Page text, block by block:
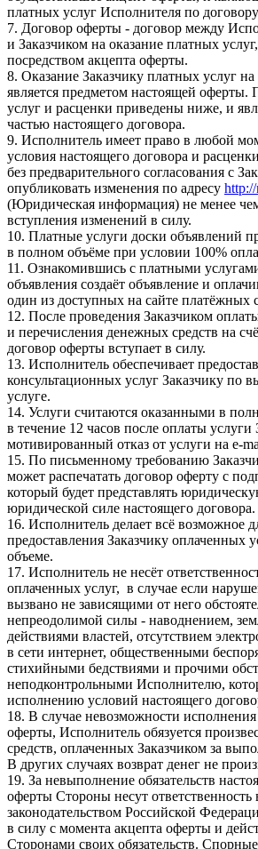
платных услуг Исполнителя по
7. Договор оферты - договор между
и Заказчиком на оказание платных
посредством акцепта оферты.
8. Оказание Заказчику платных услуг на
является предметом настоящей оферты.
услуг и расценки приведены ниже, и
частью настоящего договора.
9. Исполнитель имеет право в любой
условия настоящего договора и
без предварительного согласования с
опубликовать изменения по адресу
(Юридическая информация) не менее
вступления изменений в силу.
10. Платные услуги доски объявлений
в полном объёме при условии 100%
11. Ознакомившись с платными
объявления создаёт объявление и
один из доступных на сайте платёжных
12. После проведения Заказчиком
и перечисления денежных средств на
договор оферты вступает в силу.
13. Исполнитель обеспечивает
консультационных услуг Заказчику по
услуге.
14. Услуги считаются оказанными в
в течение 12 часов после оплаты
мотивированный отказ от услуги на e-
15. По письменному требованию
может распечатать договор оферту с
который будет представлять
юридической силе настоящего договора.
16. Исполнитель делает всё возможное
предоставления Заказчику оплаченных
объеме.
17. Исполнитель не несёт
оплаченных услуг, в случае если
вызвано не зависящими от него
непреодолимой силы - наводнением,
действиями властей, отсутствием
в сети интернет, общественными
стихийными бедствиями и прочими
неподконтрольными Исполнителю,
исполнению условий настоящего
18. В случае невозможности
оферты, Исполнитель обязуется
средств, оплаченных Заказчиком за
В других случаях возврат денег не
19. За невыполнение обязательств
оферты Стороны несут ответственность
законодательством Российской
в силу с момента акцепта оферты и
Сторонами своих обязательств.